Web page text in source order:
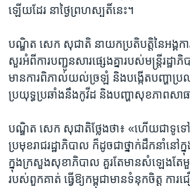
ឡើយដែរ ​នាថ្ងៃ​ព្រហស្បតិ៍​នេះ។​
បណ្ឌិត​ សេក សុជាតិ ​នាយកប្រតិបត្តិនៃអង្គក
សួរអំពីការ​បញ្ជូន​សារផ្សេងគ្នា​របស់មន្ត្រី​រដ្ឋ
មាន​ការពិភាល់យល់ច្រឡំ និង​បង្កើត​បញ្ហា
ប្រយុទ្ធ​ប្រឆាំង​នឹង​កូវីដ និង​បញ្ហា​សុខភាព​សា
បណ្ឌិត​ សេក សុជាតិថ្លែងថា៖ «ហើយ​ជា​ទូទៅ
ប្រមុខ​រាជរដ្ឋាភិបាល ក៏ដូច​ជា​ថ្នាក់​ដឹក​នាំ​
ក្នុង​ក្រសួង​សុខាភិបាល គួរ​តែ​មាន​សំឡេង​ត
របស់​ពួកគា​ត់ ធ្វើ​ឱ្យ​កម្ពុជា​មាន​ទំនុក​ចិត្ត កា